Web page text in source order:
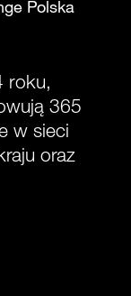
Polska
roku,
365
w sieci
oraz